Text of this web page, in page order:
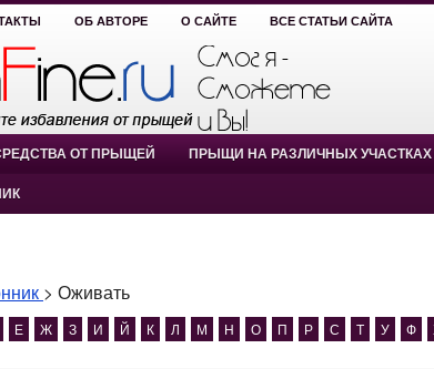
ОБ АВТОРЕ О САЙТЕ ВСЕ СТАТЬИ САЙТА
ОТ ПРЫЩЕЙ ПРЫЩИ НА РАЗЛИЧНЫХ УЧАСТКАХ
> Оживать
Е Ж З И Й К Л М Н О П Р С Т У Ф